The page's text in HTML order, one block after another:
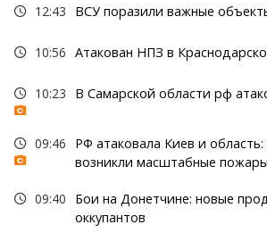
12:43 ВСУ поразили важные
10:56 Атакован НПЗ в
10:23 В Самарской области рф
09:46
РФ атаковала Киев и
возникли масштабные пожары
09:40
Бои на Донетчине: новые
оккупантов